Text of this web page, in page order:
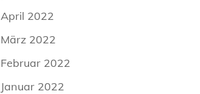
April 2022
März 2022
Februar 2022
Januar 2022